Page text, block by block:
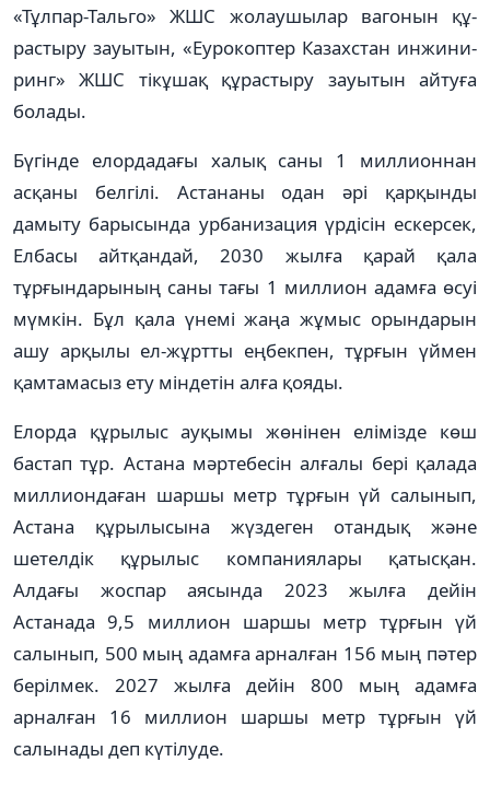
«Тұлпар-Тальго» ЖШС жолаушылар вагонын құ­
растыру зауытын, «Еуро­коптер Казахстан инжини­
ринг» ЖШС тікұшақ құрас­тыру зауытын айтуға
болады.
Бүгінде елордадағы халық саны 1 миллионнан
асқаны белгілі. Астананы одан әрі қарқынды
дамыту барысында урбанизация үрдісін ескерсек,
Елбасы айтқандай, 2030 жылға қарай қала
тұрғындарының саны тағы 1 миллион адамға өсуі
мүмкін. Бұл қала үнемі жаңа жұмыс орындарын
ашу арқылы ел-жұртты еңбекпен, тұрғын үймен
қамтамасыз ету міндетін алға қояды.
Елорда құрылыс ауқымы жөнінен елімізде көш
бастап тұр. Астана мәрте­бесін алға­лы бері қалада
миллион­да­ған шаршы метр тұрғын үй салынып,
Астана құрылы­сы­на жүздеген отандық және
шетелдік құрылыс компаниялары қатысқан.
Алдағы жоспар аясында 2023 жылға дейін
Астанада 9,5 миллион шаршы метр тұрғын үй
салынып, 500 мың адамға арналған 156 мың пәтер
берілмек. 2027 жылға дейін 800 мың адамға
арналған 16 миллион шаршы метр тұрғын үй
салынады деп күтілуде.